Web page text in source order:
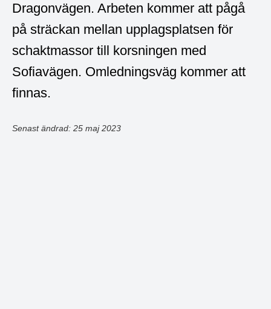
Dragonvägen. Arbeten kommer att pågå
på sträckan mellan upplagsplatsen för
schaktmassor till korsningen med
Sofiavägen. Omledningsväg kommer att
finnas.
Senast ändrad: 25 maj 2023